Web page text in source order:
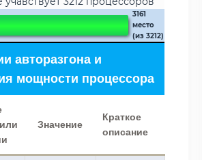
3161
место
(из 3212)
авторазгона и
мощности процессора
Значение
Краткое
описание